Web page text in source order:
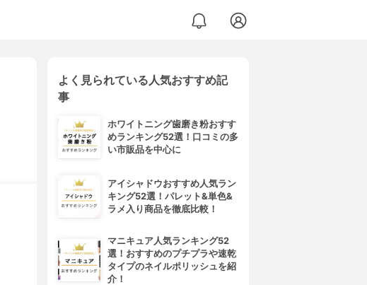
よく見られている人気おすすめ記
事
ホワイトニング歯磨き粉おすす
めランキング52選！口コミの多
い市販品を中心に
アイシャドウおすすめ人気ラン
キング52選！パレット&単色&
ラメ入り商品を徹底比較！
マニキュア人気ランキング52
選！おすすめのプチプラや速乾
タイプのネイルポリッシュを紹
介！